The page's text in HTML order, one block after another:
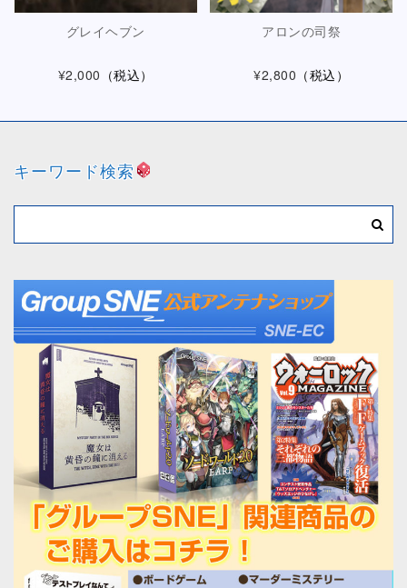
グレイヘブン
¥2,000 （税込）
アロンの司祭
¥2,800 （税込）
キーワード検索